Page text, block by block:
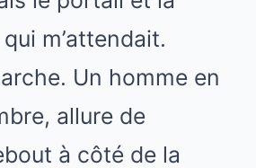
m’attendait.
Un homme en
allure de
à côté de la